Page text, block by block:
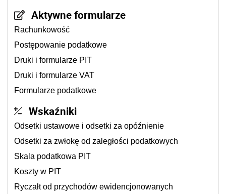
Aktywne formularze
Rachunkowość
Postępowanie podatkowe
Druki i formularze PIT
Druki i formularze VAT
Formularze podatkowe
Wskaźniki
Odsetki ustawowe i odsetki za opóźnienie
Odsetki za zwłokę od zaległości podatkowych
Skala podatkowa PIT
Koszty w PIT
Ryczałt od przychodów ewidencjonowanych